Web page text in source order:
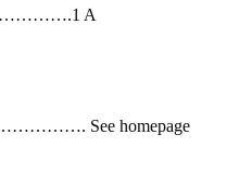
A
See homepage